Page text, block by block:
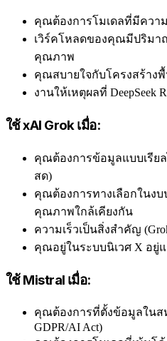
คุณต้องการโมเดลที่มีควา
เวิร์คโหลดของคุณมีปริม
คุณภาพ
คุณสบายใจกับโครงสร้าง
งานให้เหตุผลที่ DeepSeek
ใช้ xAI Grok เมื่อ:
คุณต้องการข้อมูลแบบเรีย
สด)
คุณต้องการทางเลือกในง
คุณภาพใกล้เคียงกัน
ความเร็วเป็นสิ่งสำคัญ
คุณอยู่ในระบบนิเวศ X อยู่
ใช้ Mistral เมื่อ:
คุณต้องการที่ตั้งข้อมูลในส
GDPR/AI Act)